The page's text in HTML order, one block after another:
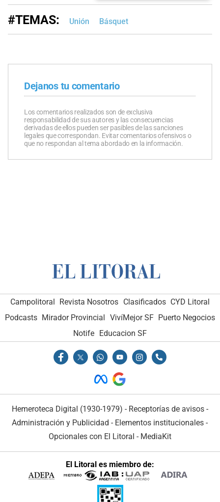
#TEMAS: Unión Básquet
Dejanos tu comentario
Los comentarios realizados son de exclusiva
responsabilidad de sus autores y las consecuencias
derivadas de ellos pueden ser pasibles de las sanciones
legales que correspondan. Evitar comentarios ofensivos o
que no respondan al tema abordado en la información.
Campolitoral Revista Nosotros Clasificados CYD Litoral
Podcasts Mirador Provincial VivíMejor SF Puerto Negocios
Notife Educacion SF
Hemeroteca Digital (1930-1979) - Receptorías de avisos -
Administración y Publicidad - Elementos institucionales -
Opcionales con El Litoral - MediaKit
El Litoral es miembro de: